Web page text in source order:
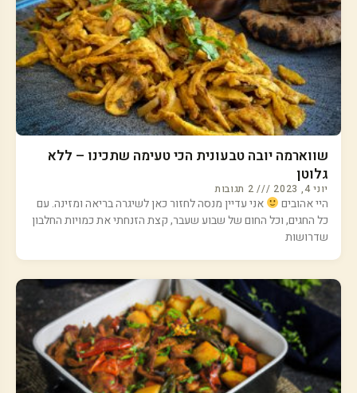
שווארמה יובה טבעונית הכי טעימה שתכינו – ללא
גלוטן
יוני 4, 2023 2 תגובות
היי אהובים
אני עדיין מנסה לחזור כאן לשיגרה בריאה ומזינה. עם
כל החגים, וכל החום של שבוע שעבר, קצת הזנחתי את כמויות החלבון
שדרושות